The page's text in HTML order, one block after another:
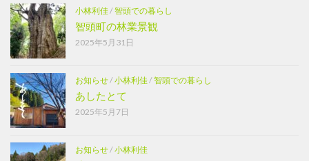
小林利佳/智頭での暮らし
智頭町の林業景観
2025年5月31日
お知らせ/小林利佳/智頭での暮らし
あしたとて
2025年5月7日
お知らせ/小林利佳